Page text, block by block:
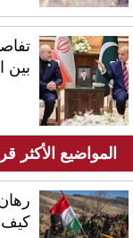
بين
المواضيع الأكثر
كيف